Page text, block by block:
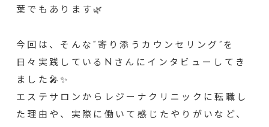
葉でもあります🌿
今回は、そんな“寄り添うカウンセリング”を
日々実践しているNさんにインタビューしてき
ました🎤✨
エステサロンからレジーナクリニックに転職し
た理由や、実際に働いて感じたやりがいなど、